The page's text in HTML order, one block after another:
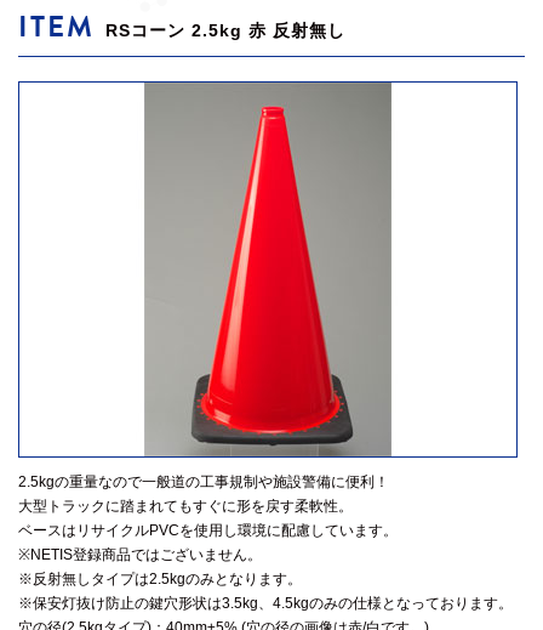
ITEM RSコーン 2.5kg 赤 反射無し
2.5kgの重量なので一般道の工事規制や施設警備に便利！
大型トラックに踏まれてもすぐに形を戻す柔軟性。
ベースはリサイクルPVCを使用し環境に配慮しています。
※NETIS登録商品ではございません。
※反射無しタイプは2.5kgのみとなります。
※保安灯抜け防止の鍵穴形状は3.5kg、4.5kgのみの仕様となっております。